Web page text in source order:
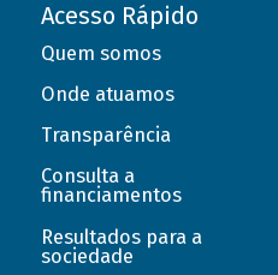
Acesso Rápido
Quem somos
Onde atuamos
Transparência
Consulta a
financiamentos
Resultados para a
sociedade